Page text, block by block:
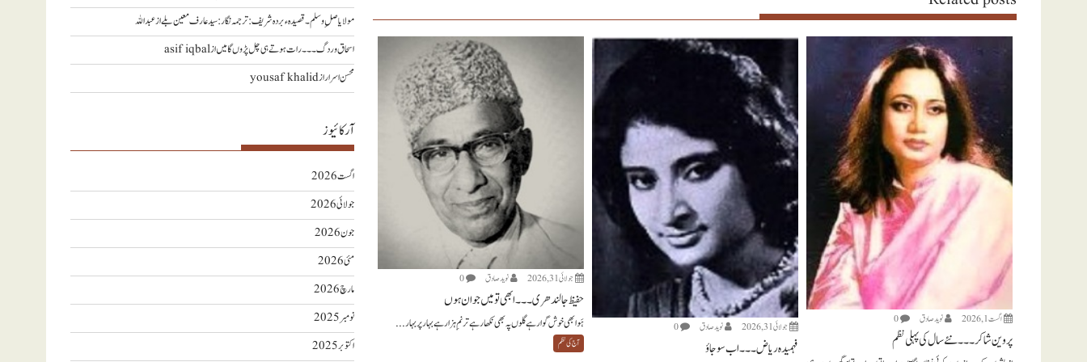
اگست 1, 2026 نويد صادق 0
پروین شاکر ۔۔۔ نئے سال کی پہلی نظم
جولائی 31, 2026 نويد صادق 0
فہمیدہ ریاض ۔۔۔ اب سو جاؤ
جولائی 31, 2026 نويد صادق 0
حفیظ جالندھری ۔۔۔ ابھی تو میں جوان ہوں
ہَوا بھی خوش گوار ہے گلوں پہ بھی نکھار ہے ترنمِ ہزار ہے بہار پر بہار...
آج کی نظم
مولا یا صلِ وسلم ۔قصیدہ ء بردہ شریف: ترجمہ نگار : سید عارف معین بلےازعبداللہ
اسحاق وردگ ۔۔۔ رات ہوتے ہی چل پڑوں گا میںازasif iqbal
محسن اسرارازyousaf khalid
آرکائیوز
اگست 2026
جولائی 2026
جون 2026
مئی 2026
مارچ 2026
نومبر 2025
اکتوبر 2025